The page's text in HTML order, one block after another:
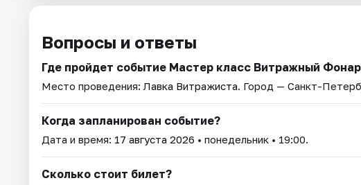
Вопросы и ответы
Где пройдет событие Мастер класс Витражный
Место проведения: Лавка Витражиста. Город — Санкт-
Когда запланирован событие?
Дата и время: 17 августа 2026 • понедельник • 19:00.
Сколько стоит билет?